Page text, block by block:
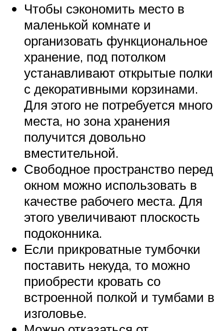
Чтобы сэкономить место в
маленькой комнате и
организовать функциональное
хранение, под потолком
устанавливают открытые полки
с декоративными корзинами.
Для этого не потребуется много
места, но зона хранения
получится довольно
вместительной.
Свободное пространство перед
окном можно использовать в
качестве рабочего места. Для
этого увеличивают плоскость
подоконника.
Если прикроватные тумбочки
поставить некуда, то можно
приобрести кровать со
встроенной полкой и тумбами в
изголовье.